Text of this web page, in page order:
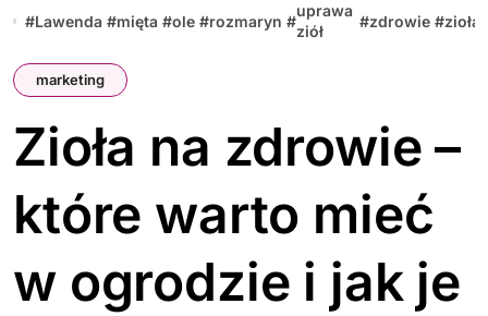
#Lawenda #mięta #ole #rozmaryn #
uprawa
ziół
#zdrowie #zioła
marketing
Zioła na zdrowie –
które warto mieć
w ogrodzie i jak je